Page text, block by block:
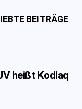
BEITRÄGE
heißt Kodiaq